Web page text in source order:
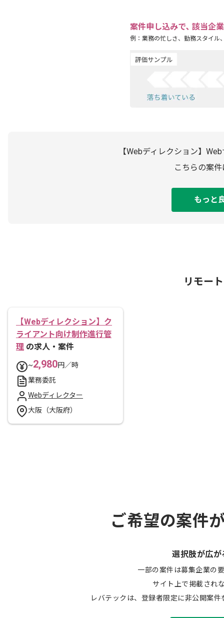
案件申し込みで､ 該当企
例：業務の忙しさ、勤務スタイル
【Webディレクション】
こちらの案
もっと
リモー
【Webディレクション】ク
ライアント向け制作進行管
理 の求人・案件
~2,980円／時
業務委託
Webディレクター
大阪（大阪府）
ご希望の案件
選択肢が広が
一部の案件は募集企業の
サイト上で掲載され
レバテックは、登録者限定に非公開案